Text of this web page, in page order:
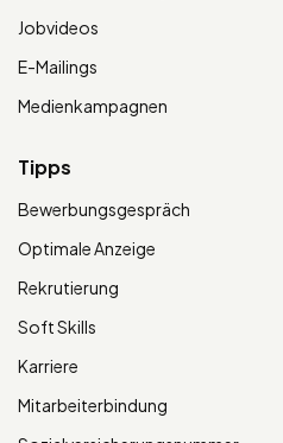
Jobvideos
E-Mailings
Medienkampagnen
Tipps
Bewerbungsgespräch
Optimale Anzeige
Rekrutierung
Soft Skills
Karriere
Mitarbeiterbindung